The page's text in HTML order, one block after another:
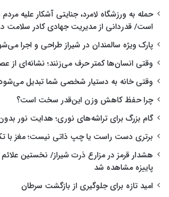
حمله به ورزشگاه لامرد، جنایتی آشکار علیه
است/ قدردانی از مدیریت جهادی کادر سلامت
پارک ویژه سالمندان در شیراز طراحی و اجرا
وقتی انسان‌ها کمتر حرف می‌زنند؛ نشانه‌ای از
وقتی خانه به دستیار شخصی شما تبدیل
چرا حفظ کاهش وزن این‌قدر سخت است؟
گام بزرگ برای تراشه‌های نوری؛ هدایت نور
برتری دست راست یا چپ ذاتی نیست؛ مغز با
هشدار قرمز در مزارع ذرت شیراز/ نخستین
پاییزه مشاهده شد
امید تازه برای جلوگیری از بازگشت سرطان